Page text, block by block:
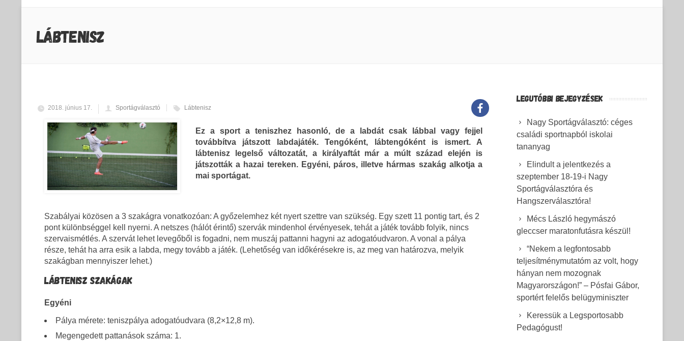
LÁBTENISZ
2018. június 17. Sportágválasztó Lábtenisz
Ez a sport a teniszhez hasonló, de a labdát csak lábbal vagy fejjel
továbbítva játszott labda­játék. Tengóként, lábtengóként is ismert. A
lábtenisz legelső változatát, a királyaftát már a múlt század elején is
játszották a hazai tereken. Egyéni, páros, illetve hármas szakág alkotja a
mai sportágat.
Szabályai közösen a 3 szakágra vonatkozóan: A győzelemhez két nyert szettre van szükség. Egy szett 11 pontig tart, és 2
pont különbséggel kell nyerni. A netszes (hálót érintő) szervák mindenhol érvényesek, tehát a játék tovább folyik, nincs
szervaismétlés. A szervát lehet levegőből is fogadni, nem muszáj pattanni hagyni az adogatóudvaron. A vonal a pálya
része, tehát ha arra esik a labda, megy tovább a játék. (Lehetőség van időkérésekre is, az meg van határozva, melyik
szakágban mennyiszer lehet.)
LÁBTENISZ SZAKÁGAK
Egyéni
Pálya mérete: teniszpálya adogatóudvara (8,2×12,8 m).
Megengedett pattanások száma: 1.
LEGUTÓBBI BEJEGYZÉSEK
Nagy Sportágválasztó: céges
családi sportnapból iskolai
tananyag
Elindult a jelentkezés a
szeptember 18-19-i Nagy
Sportágválasztóra és
Hangszerválasztóra!
Mécs László hegymászó
gleccser maratonfutásra készül!
“Nekem a legfontosabb
teljesítménymutatóm az volt, hogy
hányan nem mozognak
Magyarországon!” – Pósfai Gábor,
sportért felelős belügyminiszter
Keressük a Legsportosabb
Pedagógust!